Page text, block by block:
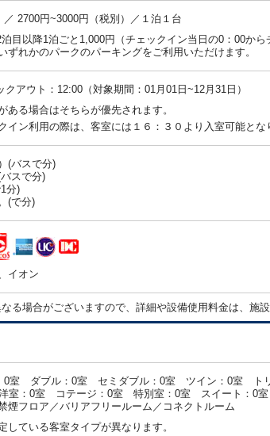
2700円~3000円（税別）／１泊１台
目以降1泊ごと1,000円（チェックイン当日の0：00か
ずれかのパークのパーキングをご利用いただけます。
アウト：12:00（対象期間：01月01日~12月31日）
る場合はそちらが優先されます。
ン利用の際は、客室には１６：３０より入室可能とな
(バスで分)
スで分)
分)
(で分)
イオン
場合がございますので、詳細や設備使用料金は、施設
0室 ダブル：0室 セミダブル：0室 ツイン：0室 ト
室：0室 コテージ：0室 特別室：0室 スイート：0
煙フロア／バリアフリールーム／コネクトルーム
ている客室タイプが異なります。